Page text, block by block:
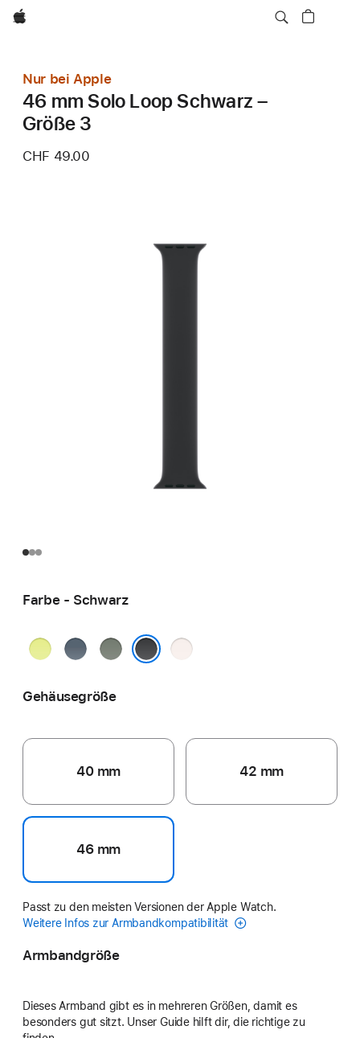
Apple
Nur bei Apple
46 mm Solo Loop Schwarz –
Größe 3
CHF 49.00
Farbe - Schwarz
NeongelbMaritimblau
Grüngrau Blassrosa
Gehäusegröße
40 mm 42 mm
46 mm
Passt zu den meisten Versionen der Apple Watch.
Weitere Infos zur Armbandkompatibilität
Armbandgröße
Dieses Armband gibt es in mehreren Größen, damit es
besonders gut sitzt. Unser Guide hilft dir, die richtige zu